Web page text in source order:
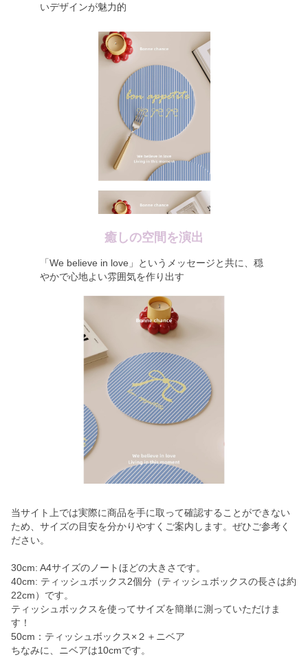
いデザインが魅力的
癒しの空間を演出
「We believe in love」というメッセージと共に、穏
やかで心地よい雰囲気を作り出す
当サイト上では実際に商品を手に取って確認することができない
ため、サイズの目安を分かりやすくご案内します。ぜひご参考く
ださい。
30cm: A4サイズのノートほどの大きさです。
40cm: ティッシュボックス2個分（ティッシュボックスの長さは約
22cm）です。
ティッシュボックスを使ってサイズを簡単に測っていただけま
す！
50cm：ティッシュボックス×２＋ニベア
ちなみに、ニベアは10cmです。